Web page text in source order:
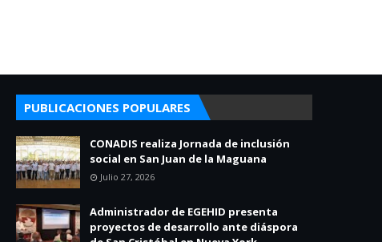
PUBLICACIONES POPULARES
CONADIS realiza Jornada de inclusión
social en San Juan de la Maguana
Julio 27, 2026
Administrador de EGEHID presenta
proyectos de desarrollo ante diáspora